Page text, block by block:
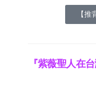
【推
『紫薇聖人在